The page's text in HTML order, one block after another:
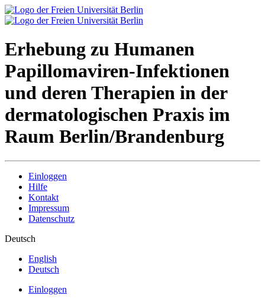
Erhebung zu Humanen
Papillomaviren-Infektionen
und deren Therapien in der
dermatologischen Praxis im
Raum Berlin/Brandenburg
Einloggen
Hilfe
Kontakt
Impressum
Datenschutz
Deutsch
English
Deutsch
Einloggen